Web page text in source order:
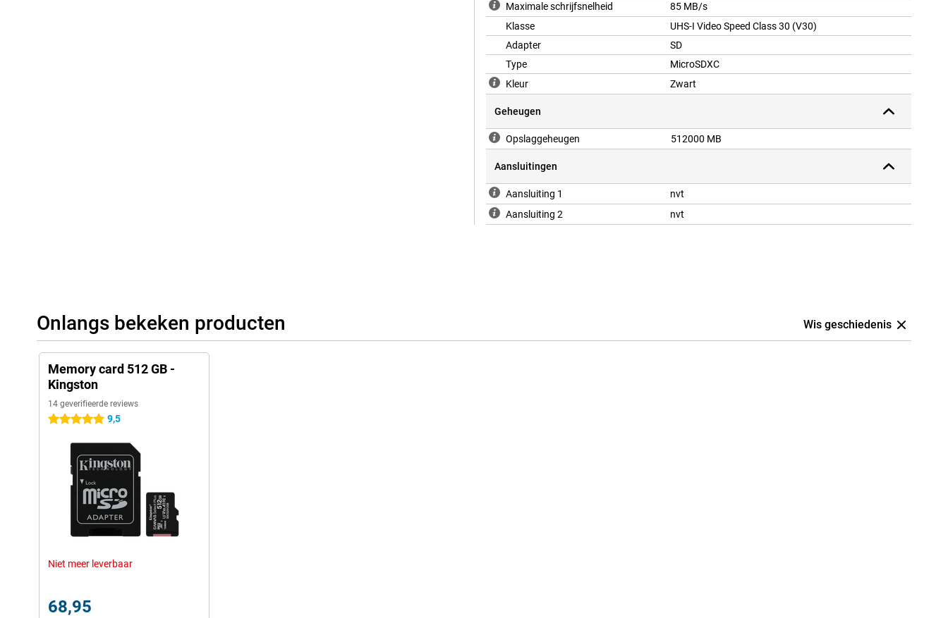
Maximale schrijfsnelheid
85 MB/s
Klasse
UHS-I Video Speed Class 30 (V30)
Adapter
SD
Type
MicroSDXC
Kleur
Zwart
Geheugen
Opslaggeheugen 512000 MB
Aansluitingen
Aansluiting 1
nvt
Aansluiting 2
nvt
Onlangs bekeken producten Wis geschiedenis
Memory card 512 GB -
Kingston
14 geverifieerde reviews
5 sterren 9,5
Niet meer leverbaar
68,95